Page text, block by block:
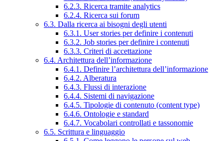
6.2.3. Ricerca tramite analytics
6.2.4. Ricerca sui forum
6.3. Dalla ricerca ai bisogni degli utenti
6.3.1. User stories per definire i contenuti
6.3.2. Job stories per definire i contenuti
6.3.3. Criteri di accettazione
6.4. Architettura dell’informazione
6.4.1. Definire l’architettura dell’informazione
6.4.2. Alberatura
6.4.3. Flussi di interazione
6.4.4. Sistemi di navigazione
6.4.5. Tipologie di contenuto (content type)
6.4.6. Ontologie e standard
6.4.7. Vocabolari controllati e tassonomie
6.5. Scrittura e linguaggio